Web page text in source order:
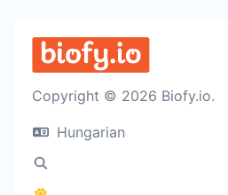
Copyright © 2026 Biofy.io.
Hungarian